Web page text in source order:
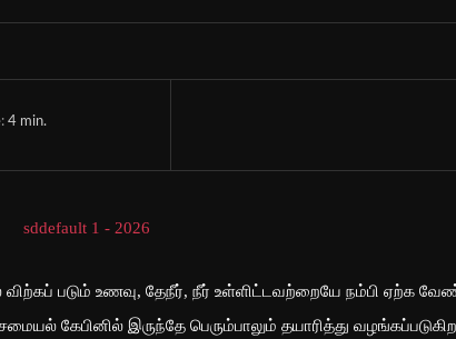
4min.
படும் உணவு, தேநீர், நீர் உள்ளிட்டவற்றையே நம்பி ஏற்க
கேபினில் இருந்தே பெரும்பாலும் தயாரித்து